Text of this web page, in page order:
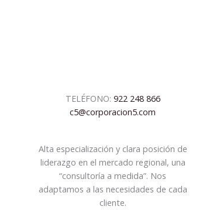
TELÉFONO: 922 248 866
c5@corporacion5.com
Alta especialización y clara posición de
liderazgo en el mercado regional, una
“consultoría a medida”. Nos
adaptamos a las necesidades de cada
cliente.